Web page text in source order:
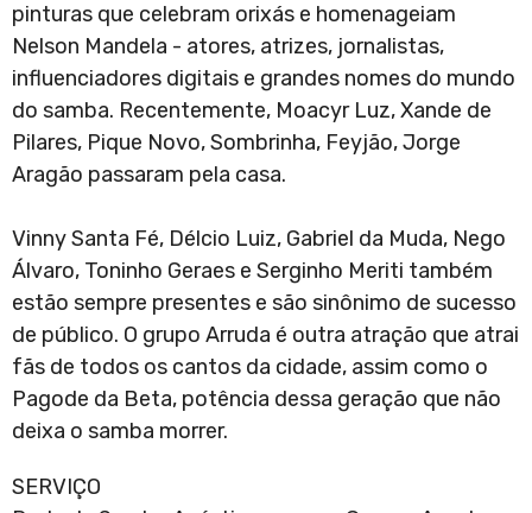
pinturas que celebram orixás e homenageiam
Nelson Mandela - atores, atrizes, jornalistas,
influenciadores digitais e grandes nomes do mundo
do samba. Recentemente, Moacyr Luz, Xande de
Pilares, Pique Novo, Sombrinha, Feyjão, Jorge
Aragão passaram pela casa.
Vinny Santa Fé, Délcio Luiz, Gabriel da Muda, Nego
Álvaro, Toninho Geraes e Serginho Meriti também
estão sempre presentes e são sinônimo de sucesso
de público. O grupo Arruda é outra atração que atrai
fãs de todos os cantos da cidade, assim como o
Pagode da Beta, potência dessa geração que não
deixa o samba morrer.
SERVIÇO